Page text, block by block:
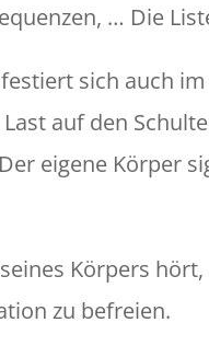
… Die
sich auch
Last auf den
eigene Körper
Körpers
zu befreien.